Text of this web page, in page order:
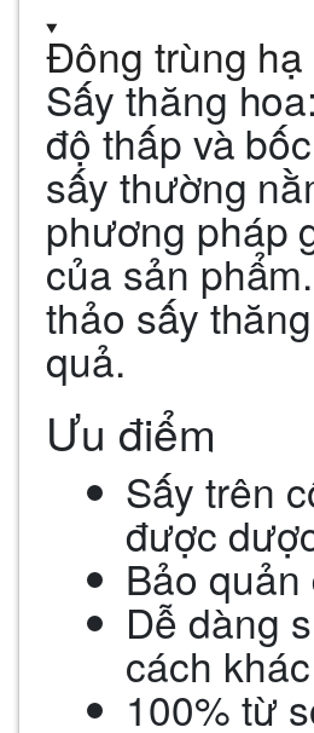
Đông trùng
Sấy thăng
độ thấp và
sấy thường
phương pháp
của sản
thảo sấy
quả.
Ưu điểm
Sấy trên
được
Bảo
Dễ dàng
cách
100% từ